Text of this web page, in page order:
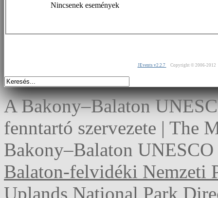
Nincsenek események
JEvents v2.2.7 Copyright © 2006-2012
A Bakony–Balaton
fenntartó szervezete | The
Bakony–Balaton
Balaton-felvidéki Nemzeti
Uplands National Park